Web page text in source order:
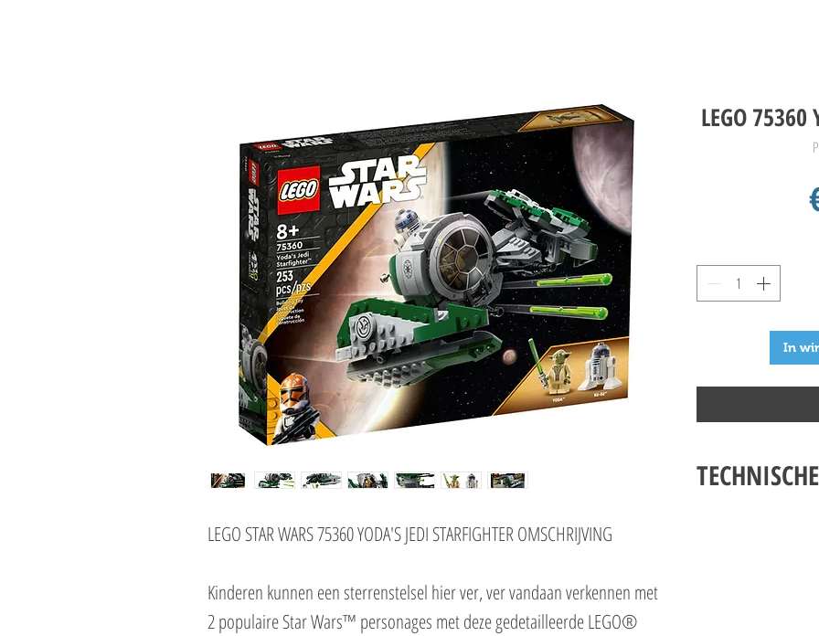
LEGO STAR WARS 75360 YODA'S JEDI STARFIGHTER OMSCHRIJVING
Kinderen kunnen een sterrenstelsel hier ver, ver vandaan verkennen met
2 populaire Star Wars™ personages met deze gedetailleerde LEGO®
LEGO
In